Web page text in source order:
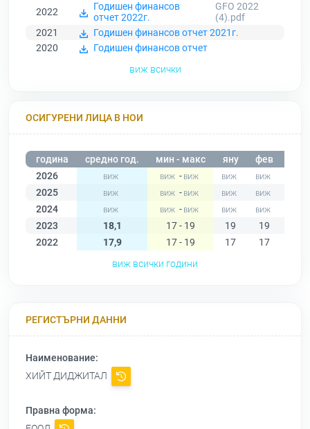
2022
Годишен финансов
отчет 2022г.
GFO 2022
(4).pdf
2021
Годишен финансов отчет 2021г.
2020
Годишен финансов отчет
виж всички
ОСИГУРЕНИ ЛИЦА В НОИ
година средно год. мин - макс яну фев
2026
-
2025
-
2024
-
2023
18,1 17 - 19 19 19
2022
17,9 17 - 19 17 17
виж всички години
РЕГИСТЪРНИ ДАННИ
Наименование:
ХИЙТ ДИДЖИТАЛ
Правна форма: